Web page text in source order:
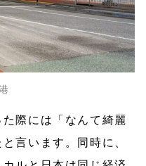
際には「なんて綺麗
言います。同時に、